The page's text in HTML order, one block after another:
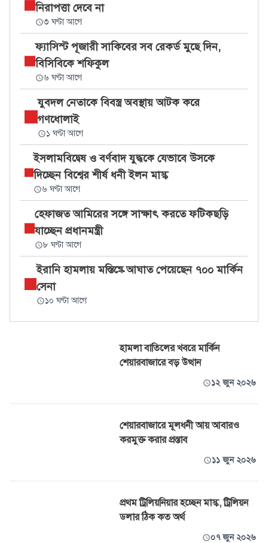
নিরাপত্তা দেবে না
৩ ঘণ্টা আগে
ফ্যাসিস্ট পূজারী সাকিবের সব রেকর্ড মুছে দিন,
বিসিবিকে শফিকুল
৬ ঘণ্টা আগে
যুবদল নেতাকে বিবস্ত্র অবস্থায় আটক করে
গণধোলাই
১ ঘণ্টা আগে
ইসলামবিদ্বেষ ও বর্ণবাদ যুদ্ধকে যেভাবে উসকে
দিচ্ছেন বিশ্বের শীর্ষ ধনী ইলন মাস্ক
৬ ঘণ্টা আগে
হেফাজত আমিরের সঙ্গে সাক্ষাৎ করতে ফটিকছড়ি
যাচ্ছেন প্রধানমন্ত্রী
৮ ঘণ্টা আগে
ইরানি হামলায় মস্তিষ্কে আঘাত পেয়েছেন ৭০০ মার্কিন
সেনা
১০ ঘণ্টা আগে
হামলা বাতিলের খবরে মার্কিন
শেয়ারবাজারে বড় উত্থান
১২ জুন ২০২৬
শেয়ারবাজারে মূলধনী আয় আবারও
করমুক্ত করার প্রস্তাব
১১ জুন ২০২৬
প্রথম ট্রিলিয়নিয়ার হচ্ছেন মাস্ক, ট্রিলিয়ন
ডলার ঠিক কত অর্থ
০৭ জুন ২০২৬